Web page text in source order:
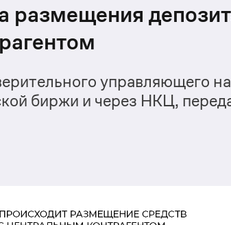
размещения
управляющего на
биржи и через НКЦ,